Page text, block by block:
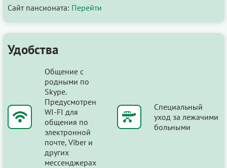
Сайт пансионата: Перейти
Удобства
Общение с
родными по
Skype.
Предусмотрен
WI-FI для
общения по
электронной
почте, Viber и
других
мессенджерах
Специальный
уход за лежачими
больными